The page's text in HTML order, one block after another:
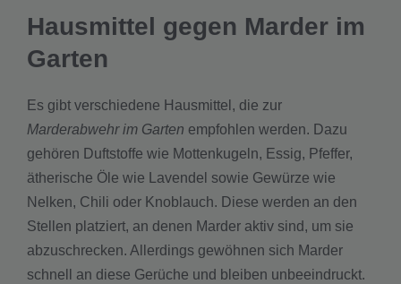
Hausmittel gegen Marder im
Garten
Es gibt verschiedene Hausmittel, die zur
Marderabwehr im Garten empfohlen werden. Dazu
gehören Duftstoffe wie Mottenkugeln, Essig, Pfeffer,
ätherische Öle wie Lavendel sowie Gewürze wie
Nelken, Chili oder Knoblauch. Diese werden an den
Stellen platziert, an denen Marder aktiv sind, um sie
abzuschrecken. Allerdings gewöhnen sich Marder
schnell an diese Gerüche und bleiben unbeeindruckt.